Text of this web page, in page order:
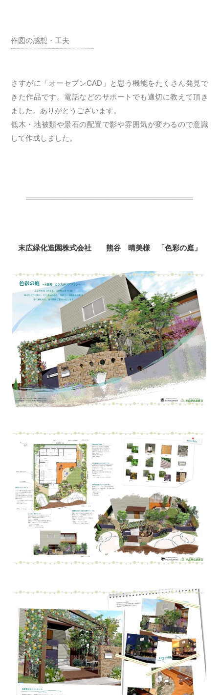
作図の感想・工夫
さすがに「オーセブンCAD」と思う機能をたくさん発見で
きた作品です。電話などのサポートでも適切に教えて頂き
ました。ありがとうございます。
低木・地被類や景石の配置で影や雰囲気が変わるので意識
して作成しました。
末広緑化造園株式会社 熊谷 晴美様 「色彩の庭」